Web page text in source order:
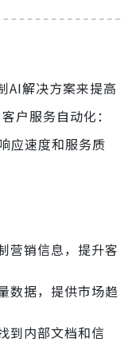
AI解决方案来提高
户服务自动化：
应速度和服务质
营销信息，提升客
数据，提供市场趋
到内部文档和信